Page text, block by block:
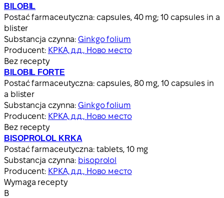
BILOBIL
Postać farmaceutyczna: capsules, 40 mg; 10 capsules in a
blister
Substancja czynna:Ginkgo folium
Producent: КРКА, д.д., Ново место
Bez recepty
BILOBIL FORTE
Postać farmaceutyczna: capsules, 80 mg, 10 capsules in
a blister
Substancja czynna:Ginkgo folium
Producent: КРКА, д.д., Ново место
Bez recepty
BISOPROLOL KRKA
Postać farmaceutyczna: tablets, 10 mg
Substancja czynna: bisoprolol
Producent: КРКА, д.д., Ново место
Wymaga recepty
В